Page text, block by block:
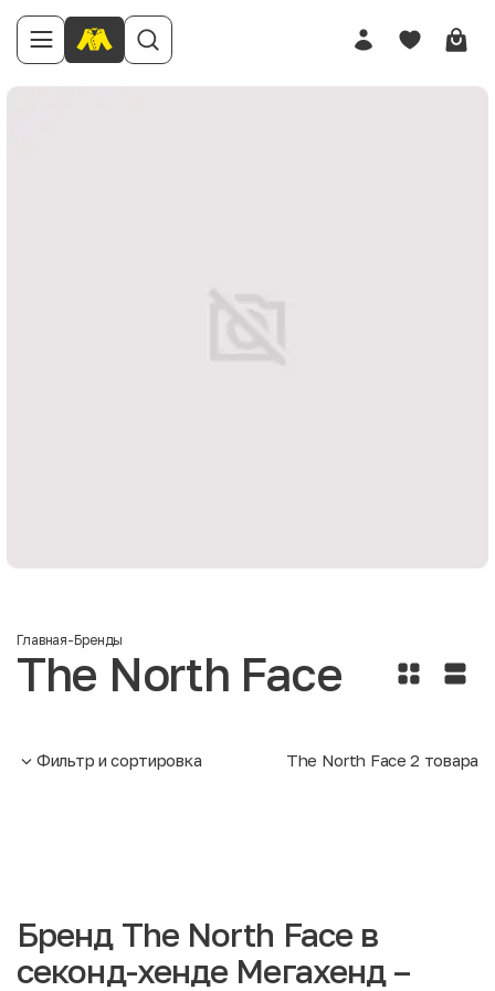
Главная-Бренды
The North Face
Фильтр и сортировка The North Face2 товара
Бренд The North Face в
секонд-хенде Мегахенд –